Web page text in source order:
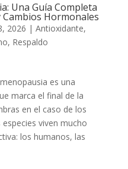
Una Guía Completa
Cambios Hormonales
2026 | Antioxidante,
, Respaldo
es una
marca el final de la
en el caso de los
viven mucho
los humanos, las